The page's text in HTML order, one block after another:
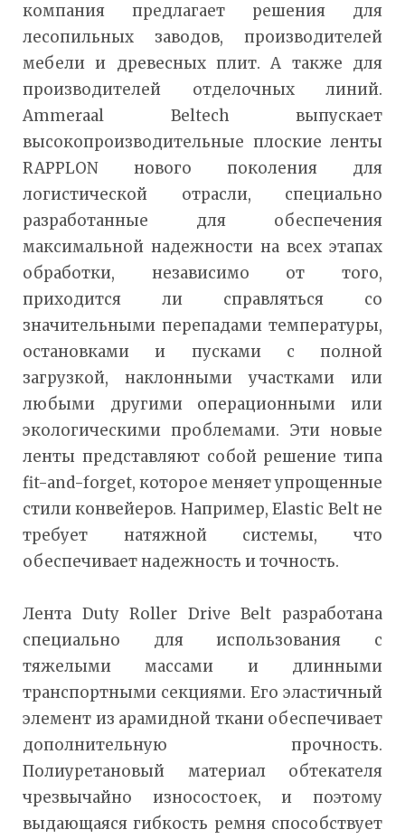
компания предлагает решения для
лесопильных заводов, производителей
мебели и древесных плит. А также для
производителей отделочных линий.
Ammeraal Beltech выпускает
высокопроизводительные плоские ленты
RAPPLON нового поколения для
логистической отрасли, специально
разработанные для обеспечения
максимальной надежности на всех этапах
обработки, независимо от того,
приходится ли справляться со
значительными перепадами температуры,
остановками и пусками с полной
загрузкой, наклонными участками или
любыми другими операционными или
экологическими проблемами. Эти новые
ленты представляют собой решение типа
fit-and-forget, которое меняет упрощенные
стили конвейеров. Например, Elastic Belt не
требует натяжной системы, что
обеспечивает надежность и точность.
Лента Duty Roller Drive Belt разработана
специально для использования с
тяжелыми массами и длинными
транспортными секциями. Его эластичный
элемент из арамидной ткани обеспечивает
дополнительную прочность.
Полиуретановый материал обтекателя
чрезвычайно износостоек, и поэтому
выдающаяся гибкость ремня способствует